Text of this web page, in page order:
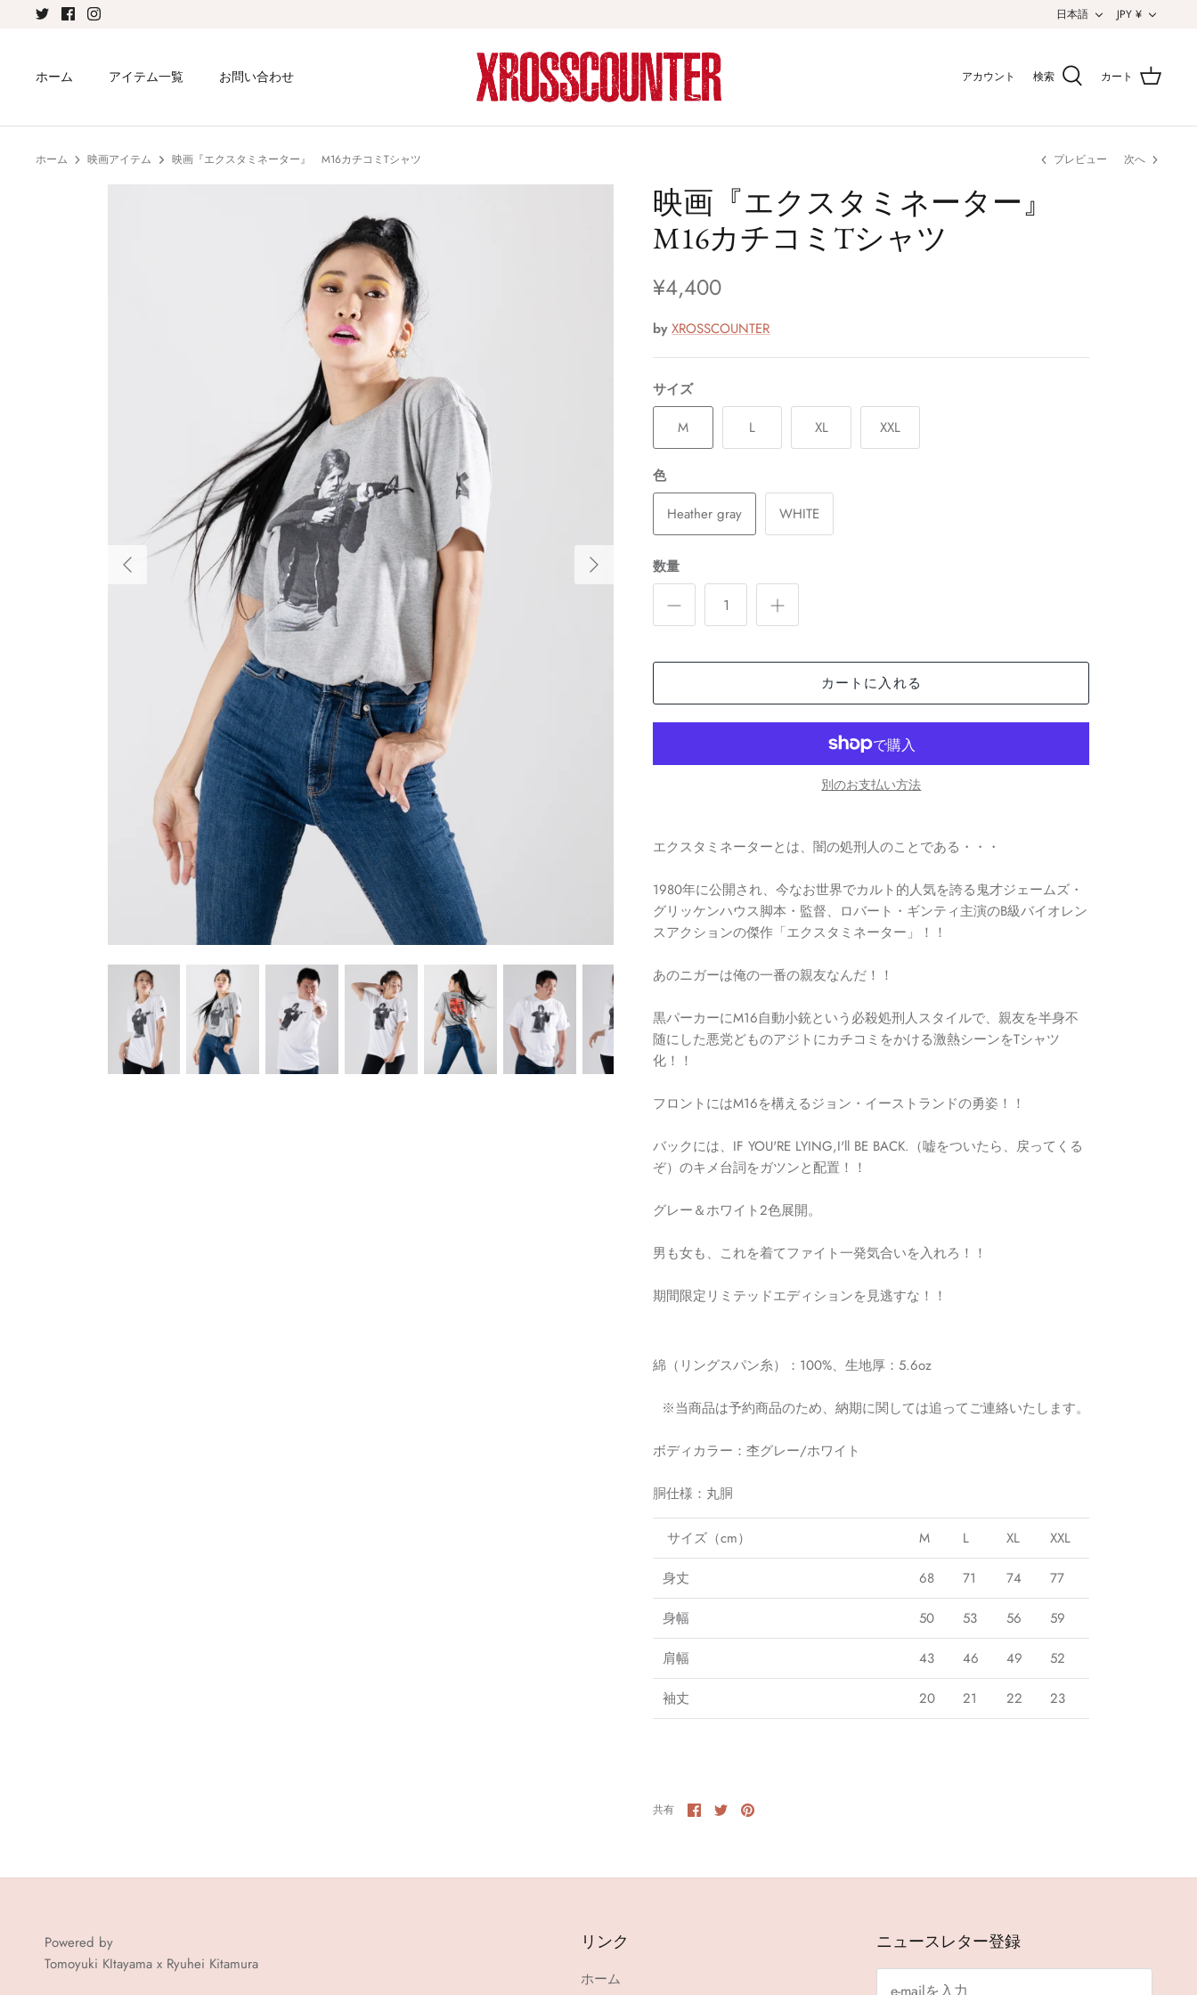
言
日本語
通
JPY ¥
ホーム アイテム一覧 お問い合わせ アカウント 検索 カート
ホーム 映画アイテム 映画『エクスタミネーター』 M16カチコミTシャツ プレビュー 次へ
映画『エクスタミネーター』
M16カチコミTシャツ
¥4,400
by XROSSCOUNTER
サイズ
M
L XL XXL
色
Heather gray
WHITE
数量
カートに入れる
別のお支払い方法
エクスタミネーターとは、闇の処刑人のことである・・・
1980年に公開され、今なお世界でカルト的人気を誇る鬼才ジェームズ・
グリッケンハウス脚本・監督、ロバート・ギンティ主演のB級バイオレン
スアクションの傑作「エクスタミネーター」！！
あのニガーは俺の一番の親友なんだ！！
黒パーカーにM16自動小銃という必殺処刑人スタイルで、親友を半身不
随にした悪党どものアジトにカチコミをかける激熱シーンをTシャツ
化！！
フロントにはM16を構えるジョン・イーストランドの勇姿！！
バックには、IF YOU'RE LYING,I'll BE BACK.（嘘をついたら、戻ってくる
ぞ）のキメ台詞をガツンと配置！！
グレー＆ホワイト2色展開。
男も女も、これを着てファイト一発気合いを入れろ！！
期間限定リミテッドエディションを見逃すな！！
綿（リングスパン糸）：100%、生地厚：5.6oz
※当商品は予約商品のため、納期に関しては追ってご連絡いたします。
ボディカラー：杢グレー/ホワイト
胴仕様：丸胴
サイズ（cm） M L XL XXL
身丈 68 71 74 77
身幅 50 53 56 59
肩幅 43 46 49 52
袖丈 20 21 22 23
共有 Facebook
へ
TwitterPin
Powered by
Tomoyuki KItayama x Ryuhei Kitamura
リンク
ホーム
ニュースレター登録